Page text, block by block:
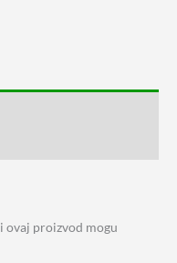
proizvod mogu